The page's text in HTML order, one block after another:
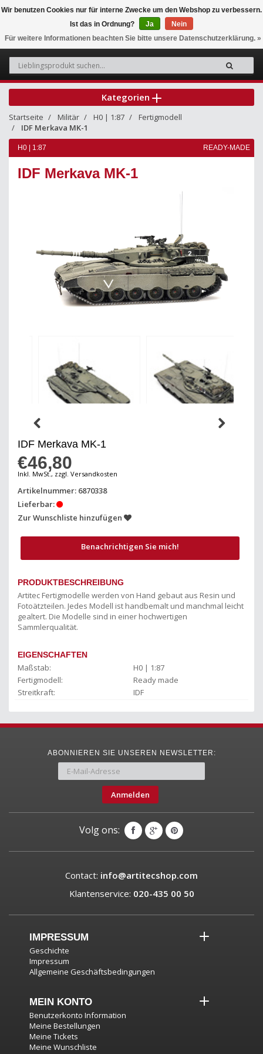
0
Kategorien
Startseite Militär H0 | 1:87
Fertigmodell
IDF Merkava MK-1
H0 | 1:87 READY-MADE
IDF Merkava MK-1
IDF Merkava MK-1
€46,80
Inkl. MwSt., zzgl. Versandkosten
Artikelnummer: 6870338
Lieferbar:
Zur Wunschliste hinzufügen
Benachrichtigen Sie mich!
PRODUKTBESCHREIBUNG
Artitec Fertigmodelle werden von Hand gebaut aus Resin und
Fotoätzteilen. Jedes Modell ist handbemalt und manchmal leicht
gealtert. Die Modelle sind in einer hochwertigen
Sammlerqualität.
EIGENSCHAFTEN
Maßstab:
H0 | 1:87
Fertigmodell:
Ready made
Streitkraft:
IDF
ABONNIEREN SIE UNSEREN NEWSLETTER:
Anmelden
Volg ons:
Contact: info@artitecshop.com
Klantenservice: 020-435 00 50
IMPRESSUM
Geschichte
Impressum
Allgemeine Geschäftsbedingungen
MEIN KONTO
Benutzerkonto Information
Meine Bestellungen
Meine Tickets
Meine Wunschliste
Wir benutzen Cookies nur für interne Zwecke um den Webshop zu verbessern.
Ist das in Ordnung?
Ja
Nein
Für weitere Informationen beachten Sie bitte unsere Datenschutzerklärung. »